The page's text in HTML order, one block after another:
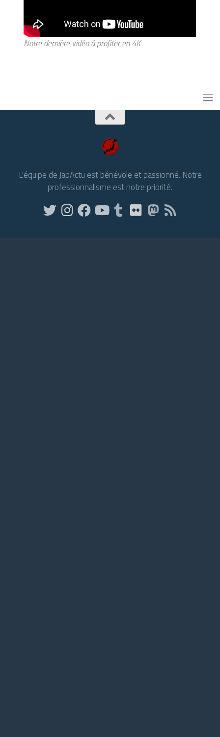
Notre dernière vidéo à profiter en 4K
L'équipe de JapActu est bénévole et passionné. Notre
professionnalisme est notre priorité.